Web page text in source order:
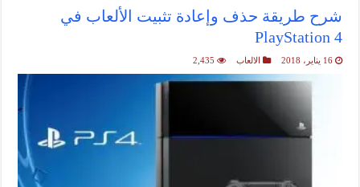
شرح طريقة حذف وإعادة تثبيت الألعاب في
PlayStation 4
16 يناير، 2018 الالعاب 2,435